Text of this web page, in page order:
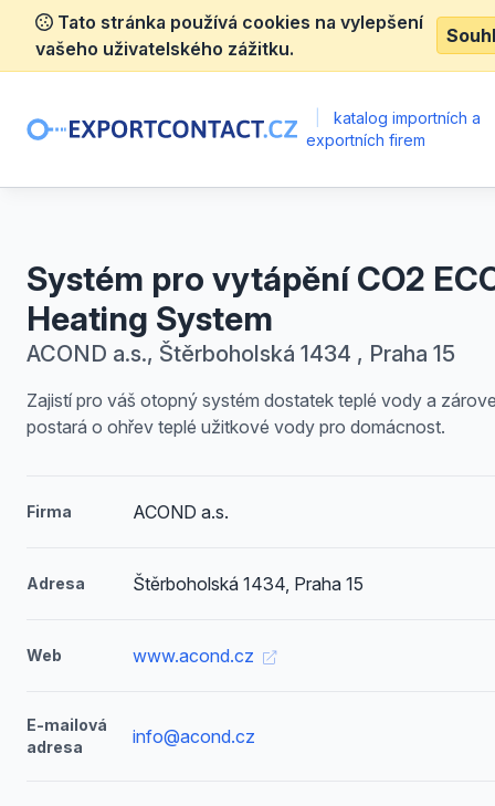
Tato stránka používá cookies na vylepšení
vašeho uživatelského zážitku.
katalog importních a
exportních firem
Systém pro vytápění CO2
Heating System
ACOND a.s., Štěrboholská 1434 , Praha 15
Zajistí pro váš otopný systém dostatek teplé vody a
postará o ohřev teplé užitkové vody pro domácnost.
Firma ACOND a.s.
Adresa Štěrboholská 1434, Praha 15
Web www.acond.cz
E-mailová
adresa
info@acond.cz